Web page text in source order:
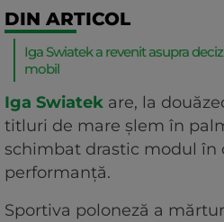
DIN ARTICOL
Iga Swiatek a revenit asupra
mobil
Iga Swiatek are, la
titluri de mare șlem în
schimbat drastic modul în
performanță.
Sportiva poloneză a